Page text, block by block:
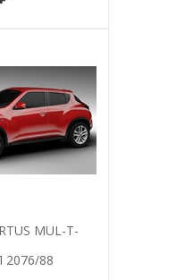
MUL-T-
2076/88